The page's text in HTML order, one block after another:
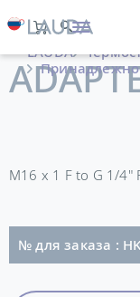
LAUDA
M16 x 1 F to G 1/4"
№ для заказа :